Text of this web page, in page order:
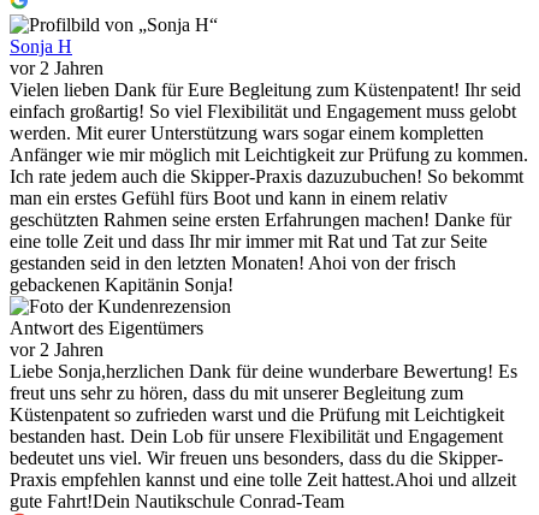
Sonja H
vor 2 Jahren
Vielen lieben Dank für Eure Begleitung zum Küstenpatent! Ihr seid
einfach großartig! So viel Flexibilität und Engagement muss gelobt
werden. Mit eurer Unterstützung wars sogar einem kompletten
Anfänger wie mir möglich mit Leichtigkeit zur Prüfung zu kommen.
Ich rate jedem auch die Skipper-Praxis dazuzubuchen! So bekommt
man ein erstes Gefühl fürs Boot und kann in einem relativ
geschützten Rahmen seine ersten Erfahrungen machen! Danke für
eine tolle Zeit und dass Ihr mir immer mit Rat und Tat zur Seite
gestanden seid in den letzten Monaten! Ahoi von der frisch
gebackenen Kapitänin Sonja!
Antwort des Eigentümers
vor 2 Jahren
Liebe Sonja,herzlichen Dank für deine wunderbare Bewertung! Es
freut uns sehr zu hören, dass du mit unserer Begleitung zum
Küstenpatent so zufrieden warst und die Prüfung mit Leichtigkeit
bestanden hast. Dein Lob für unsere Flexibilität und Engagement
bedeutet uns viel. Wir freuen uns besonders, dass du die Skipper-
Praxis empfehlen kannst und eine tolle Zeit hattest.Ahoi und allzeit
gute Fahrt!Dein Nautikschule Conrad-Team